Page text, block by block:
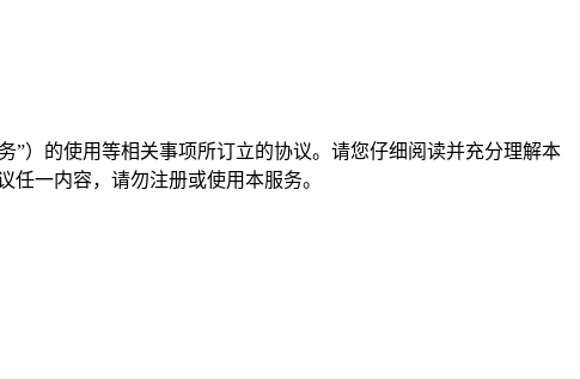
”）的使用等相关事项所订立的协议。请您仔细阅读并充分理解本
一内容，请勿注册或使用本服务。